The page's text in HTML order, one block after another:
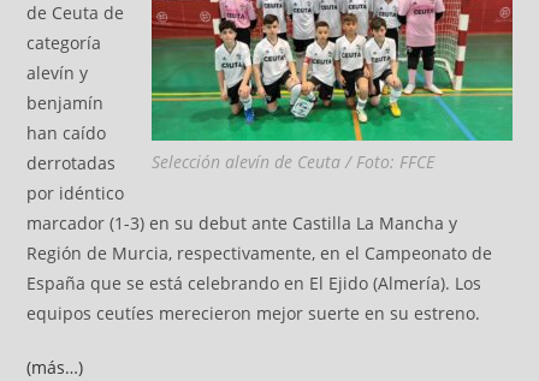
Selección alevín de Ceuta / Foto: FFCE
de Ceuta de
categoría
alevín y
benjamín
han caído
derrotadas
por idéntico
marcador (1-3) en su debut ante Castilla La Mancha y
Región de Murcia, respectivamente, en el Campeonato de
España que se está celebrando en El Ejido (Almería). Los
equipos ceutíes merecieron mejor suerte en su estreno.
(más…)